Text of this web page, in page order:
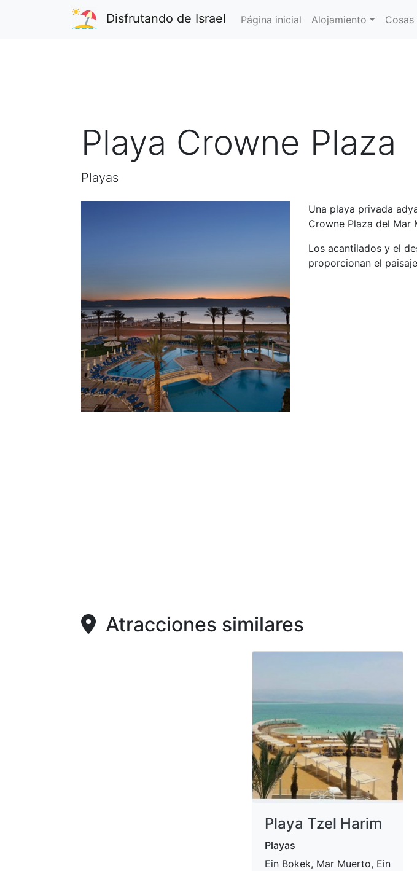
Disfrutando de Israel Página inicial Alojamiento
Playa Crowne Plaza
Playas
Una playa privada
Crowne Plaza del Mar
Los acantilados y el
proporcionan el
Atracciones similares
Playa Tzel Harim
Playas
Ein Bokek, Mar Muerto, Ein